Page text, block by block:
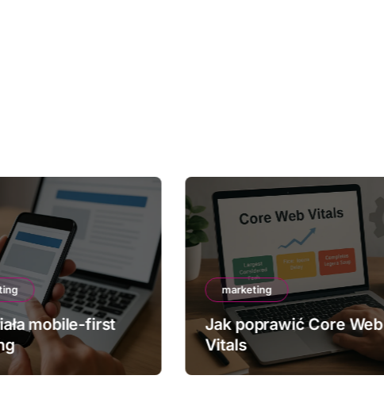
mobile-first
marketing
Jak poprawić Core Web
Vitals